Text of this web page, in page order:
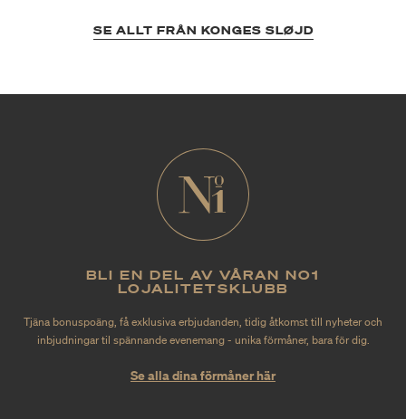
SE ALLT FRÅN KONGES SLØJD
BLI EN DEL AV VÅRAN NO1
LOJALITETSKLUBB
Tjäna bonuspoäng, få exklusiva erbjudanden, tidig åtkomst till nyheter och
inbjudningar til spännande evenemang - unika förmåner, bara för dig.
Se alla dina förmåner här